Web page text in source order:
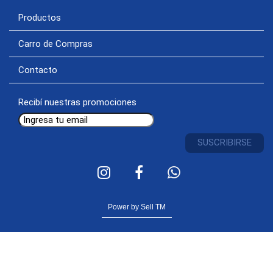
Productos
Carro de Compras
Contacto
Recibí nuestras promociones
Power by Sell TM